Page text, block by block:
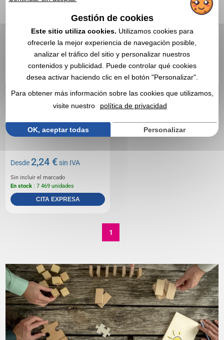
Desde2,24 € sin IVA
Sin incluir el marcado
En stock : 7 469 unidades
CITA EXPRESA
1
Gestión de cookies
Este sitio utiliza cookies. Utilizamos cookies para
ofrecerle la mejor experiencia de navegación posible,
analizar el tráfico del sitio y personalizar nuestros
contenidos y publicidad. Puede controlar qué cookies
desea activar haciendo clic en el botón "Personalizar".
Para obtener más información sobre las cookies que utilizamos,
visite nuestro
política de privacidad
OK, aceptar todas Personalizar